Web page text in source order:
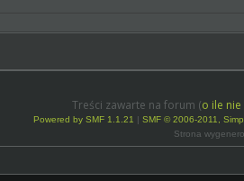
Treści zawarte na forum (o ile
Powered by SMF 1.1.21 | SMF © 2006-2011,
Strona